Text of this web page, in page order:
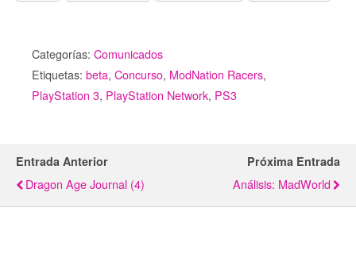
Categorías: Comunicados
Etiquetas: beta, Concurso, ModNation Racers,
PlayStation 3, PlayStation Network, PS3
Entrada Anterior
Dragon Age Journal (4)
Próxima Entrada
Análisis: MadWorld